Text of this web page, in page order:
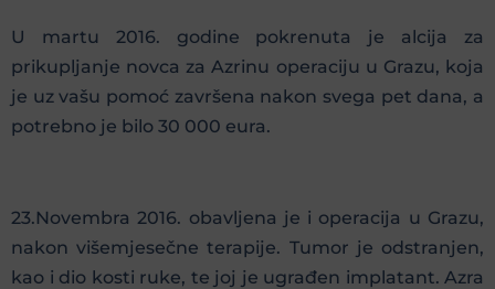
U martu 2016. godine pokrenuta je alcija za
prikupljanje novca za Azrinu operaciju u Grazu, koja
je uz vašu pomoć završena nakon svega pet dana, a
potrebno je bilo 30 000 eura.
23.Novembra 2016. obavljena je i operacija u Grazu,
nakon višemjesečne terapije. Tumor je odstranjen,
kao i dio kosti ruke, te joj je ugrađen implatant. Azra